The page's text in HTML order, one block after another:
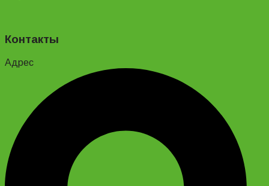
Контакты
Адрес